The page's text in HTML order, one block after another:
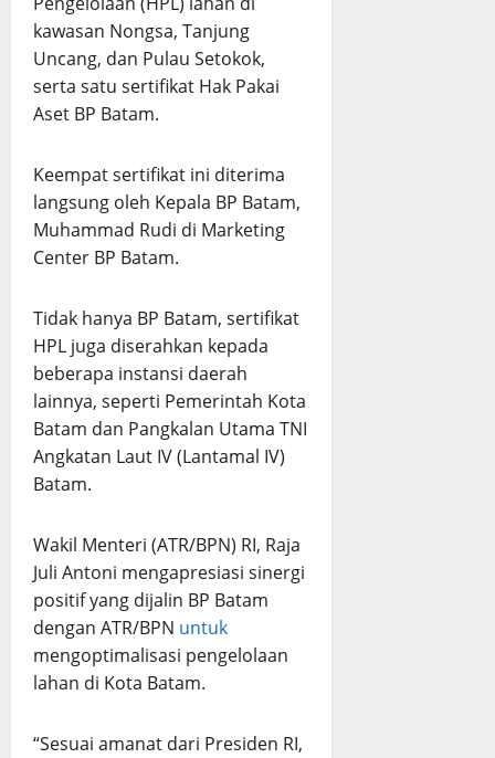
kawasan Nongsa, Tanjung
Uncang, dan Pulau Setokok,
serta satu sertifikat Hak Pakai
Aset BP Batam.
Keempat sertifikat ini diterima
langsung oleh Kepala BP Batam,
Muhammad Rudi di Marketing
Center BP Batam.
Tidak hanya BP Batam, sertifikat
HPL juga diserahkan kepada
beberapa instansi daerah
lainnya, seperti Pemerintah Kota
Batam dan Pangkalan Utama TNI
Angkatan Laut IV (Lantamal IV)
Batam.
Wakil Menteri (ATR/BPN) RI, Raja
Juli Antoni mengapresiasi sinergi
positif yang dijalin BP Batam
dengan ATR/BPN untuk
mengoptimalisasi pengelolaan
lahan di Kota Batam.
“Sesuai amanat dari Presiden RI,